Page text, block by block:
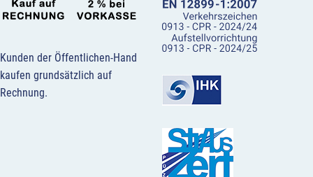
Kunden der Öffentlichen-Hand
kaufen grundsätzlich auf
Rechnung.